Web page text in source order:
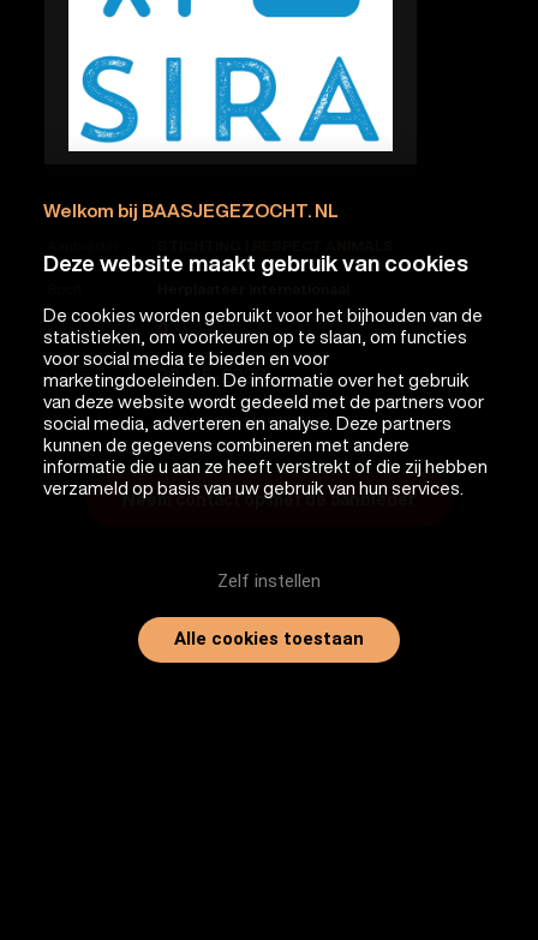
Welkom bij BAASJEGEZOCHT. NL
Deze website maakt gebruik van cookies
De cookies worden gebruikt voor het bijhouden van de
statistieken, om voorkeuren op te slaan, om functies
voor social media te bieden en voor
marketingdoeleinden. De informatie over het gebruik
van deze website wordt gedeeld met de partners voor
social media, adverteren en analyse. Deze partners
kunnen de gegevens combineren met andere
informatie die u aan ze heeft verstrekt of die zij hebben
verzameld op basis van uw gebruik van hun services.
Zelf instellen
Alle cookies toestaan
Plaats Asiel
Datum 20-05-2026
Website www.irespectanimals.nl
Neem contact op met de aanbieder